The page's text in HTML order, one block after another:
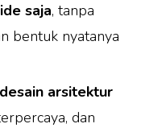
saja, tanpa
bentuk nyatanya
arsitektur
dan